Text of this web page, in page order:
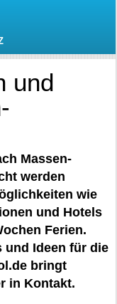
und
Massen-
werden
wie
und Hotels
Ferien.
Ideen für die
bringt
in Kontakt.